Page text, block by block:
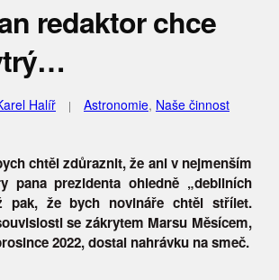
redaktor chce
Halíř Astronomie, Naše činnost
chtěl zdůraznit, že ani v nejmenším
pana prezidenta ohledně „debilních
pak, že bych novináře chtěl střílet.
se zákrytem Marsu Měsícem,
2022, dostal nahrávku na smeč.